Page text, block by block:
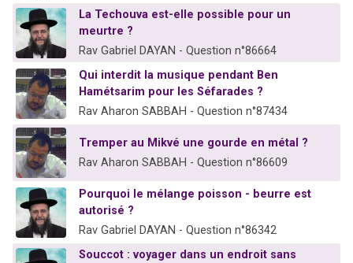
La Techouva est-elle possible pour un
meurtre ?
Rav Gabriel DAYAN - Question n°86664
Qui interdit la musique pendant Ben
Hamétsarim pour les Séfarades ?
Rav Aharon SABBAH - Question n°87434
Tremper au Mikvé une gourde en métal ?
Rav Aharon SABBAH - Question n°86609
Pourquoi le mélange poisson - beurre est
autorisé ?
Rav Gabriel DAYAN - Question n°86342
Souccot : voyager dans un endroit sans